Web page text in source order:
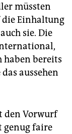
müssten
Einhaltung
sie. Die
haben bereits
aussehen
den Vorwurf
genug faire